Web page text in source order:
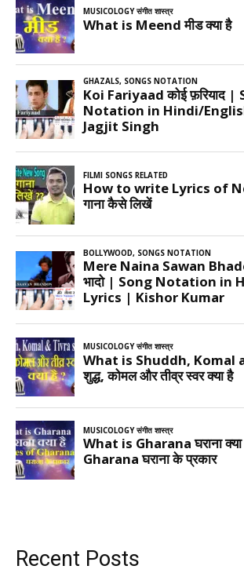
Recent Posts